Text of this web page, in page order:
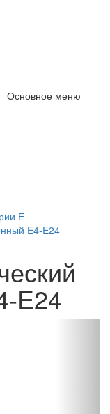
Основное меню
Е
E4-E24
E24